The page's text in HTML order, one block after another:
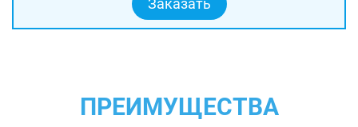
ПРЕИМУЩЕСТВА